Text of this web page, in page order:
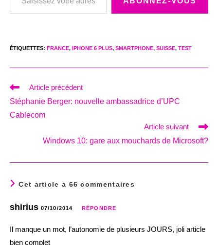
ÉTIQUETTES: FRANCE, IPHONE 6 PLUS, SMARTPHONE, SUISSE, TEST
Read
articles
Article précédent
Stéphanie Berger: nouvelle ambassadrice d’UPC
Cablecom
Article suivant
Windows 10: gare aux mouchards de Microsoft?
Cet article a 66 commentaires
shirius 07/10/2014 RÉPONDRE
Il manque un mot, l’autonomie de plusieurs JOURS, joli article
bien complet